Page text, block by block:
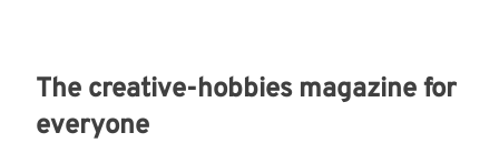
The creative-hobbies magazine for
everyone